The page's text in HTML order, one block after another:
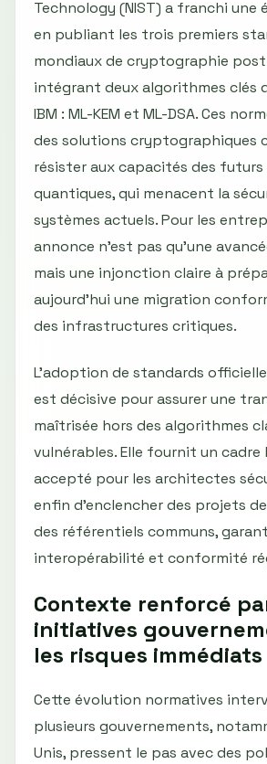
Technology (NIST) a franchi une
en publiant les trois premiers
mondiaux de cryptographie
intégrant deux algorithmes clés
IBM : ML-KEM et ML-DSA. Ces
des solutions cryptographiques
résister aux capacités des
quantiques, qui menacent la
systèmes actuels. Pour les
annonce n'est pas qu'une
mais une injonction claire à
aujourd'hui une migration
des infrastructures critiques.
L’adoption de standards
est décisive pour assurer une
maîtrisée hors des algorithmes
vulnérables. Elle fournit un cadre
accepté pour les architectes
enfin d’enclencher des projets
des référentiels communs,
interopérabilité et conformité
Contexte renforcé
initiatives
les risques immédiats
Cette évolution normatives
plusieurs gouvernements,
Unis, pressent le pas avec des